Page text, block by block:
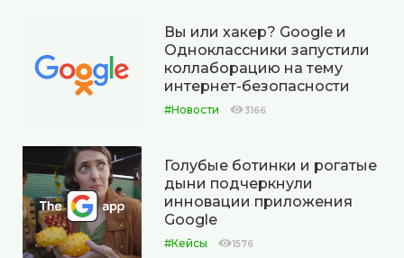
Вы или хакер? Google и
Одноклассники запустили
коллаборацию на тему
интернет-безопасности
#Новости 3166
Голубые ботинки и рогатые
дыни подчеркнули
инновации приложения
Google
#Кейсы 1576